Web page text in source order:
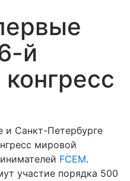
й
и Санкт-Петербурге
мировой
FCEM.
участие порядка 500